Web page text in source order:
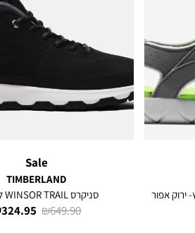
Sale
TIMBERLAND
סניקרס WINSOR TRAIL לגברים
מחיר
324.95 ₪
מחיר
649.90 ₪